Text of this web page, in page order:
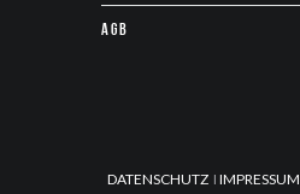
AGB
DATENSCHUTZI IMPRESSUM